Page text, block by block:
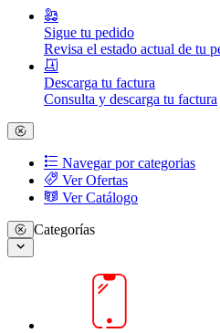
Sigue tu pedido
Revisa el estado actual de tu
Descarga tu factura
Consulta y descarga tu factura
Navegar por categorias
Ver Ofertas
Ver Catálogo
Categorías